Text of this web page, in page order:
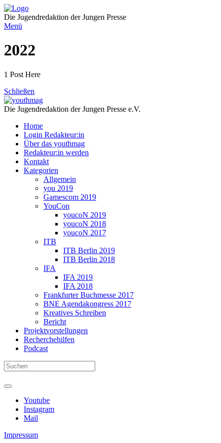
Direkt
zum
Inhalt
Die Jugendredaktion der Jungen Presse
Menü
2022
1 Post Here
Schließen
Die Jugendredaktion der Jungen Presse e.V.
Home
Login Redakteur:in
Über das youthmag
Redakteur:in werden
Kontakt
Kategorien
Allgemein
you 2019
Gamescom 2019
YouCon
youcoN 2019
youcoN 2018
youcoN 2017
ITB
ITB Berlin 2019
ITB Berlin 2018
IFA
IFA 2019
IFA 2018
Frankfurter Buchmesse 2017
BNE Agendakongress 2017
Kreatives Schreiben
Bericht
Projektvorstellungen
Recherchehilfen
Podcast
Youtube
Instagram
Mail
Impressum